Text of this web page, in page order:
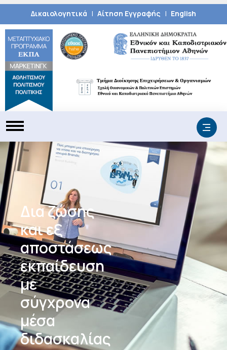
Δικαιολογητικά | Αίτηση Εγγραφής | English
Δια ζώσης
και εξ
αποστάσεως
εκπαίδευση
με
σύγχρονα
μέσα
διδασκαλίας